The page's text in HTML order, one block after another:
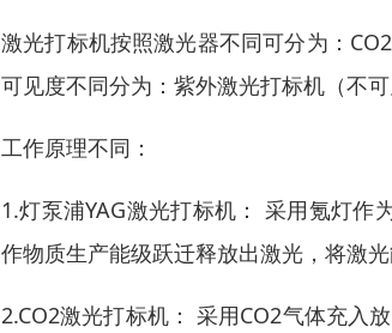
激光打标机按照激光器不同可分为：
可见度不同分为：紫外激光打标机（不
工作原理不同：
1.灯泵浦YAG激光打标机： 采用氪灯作
作物质生产能级跃迁释放出激光，将激
2.CO2激光打标机： 采用CO2气体充入